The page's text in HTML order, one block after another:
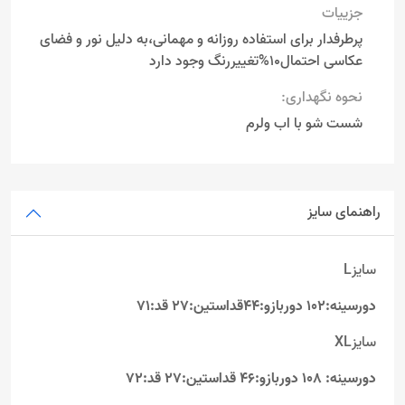
جزییات
پرطرفدار برای استفاده روزانه و مهمانی،به دلیل نور و فضای
عکاسی احتمال10%تغییررنگ وجود دارد
نحوه نگهداری:
شست شو با اب ولرم
راهنمای سایز
سایزL
دورسینه:102 دوربازو:44قداستین:27 قد:71
سایزXL
دورسینه: 108 دوربازو:46 قداستین:27 قد:72